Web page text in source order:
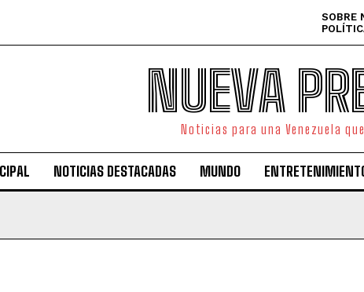
SOBRE
NUEVA
Noticias para una Venezuela que
NOTICIAS DESTACADAS MUNDO